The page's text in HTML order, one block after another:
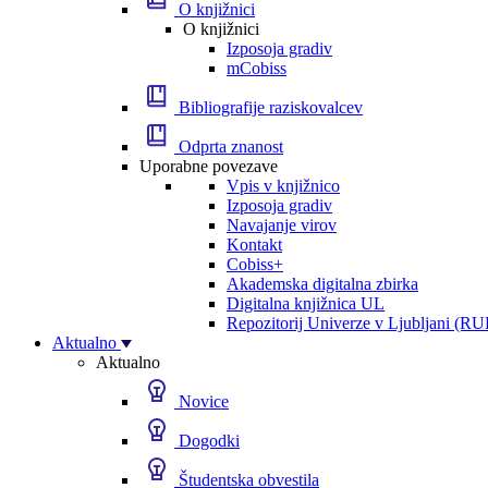
O knjižnici
O knjižnici
Izposoja gradiv
mCobiss
Bibliografije raziskovalcev
Odprta znanost
Uporabne povezave
Vpis v knjižnico
Izposoja gradiv
Navajanje virov
Kontakt
Cobiss+
Akademska digitalna zbirka
Digitalna knjižnica UL
Repozitorij Univerze v Ljubljani
Aktualno
Aktualno
Novice
Dogodki
Študentska obvestila